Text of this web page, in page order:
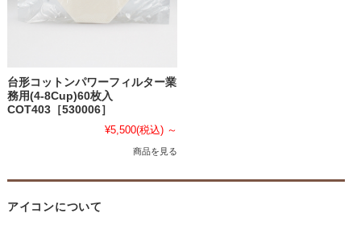
台形コットンパワーフィルター業
務用(4-8Cup)60枚入
COT403［530006］
¥5,500(税込) ～
商品を見る
アイコンについて